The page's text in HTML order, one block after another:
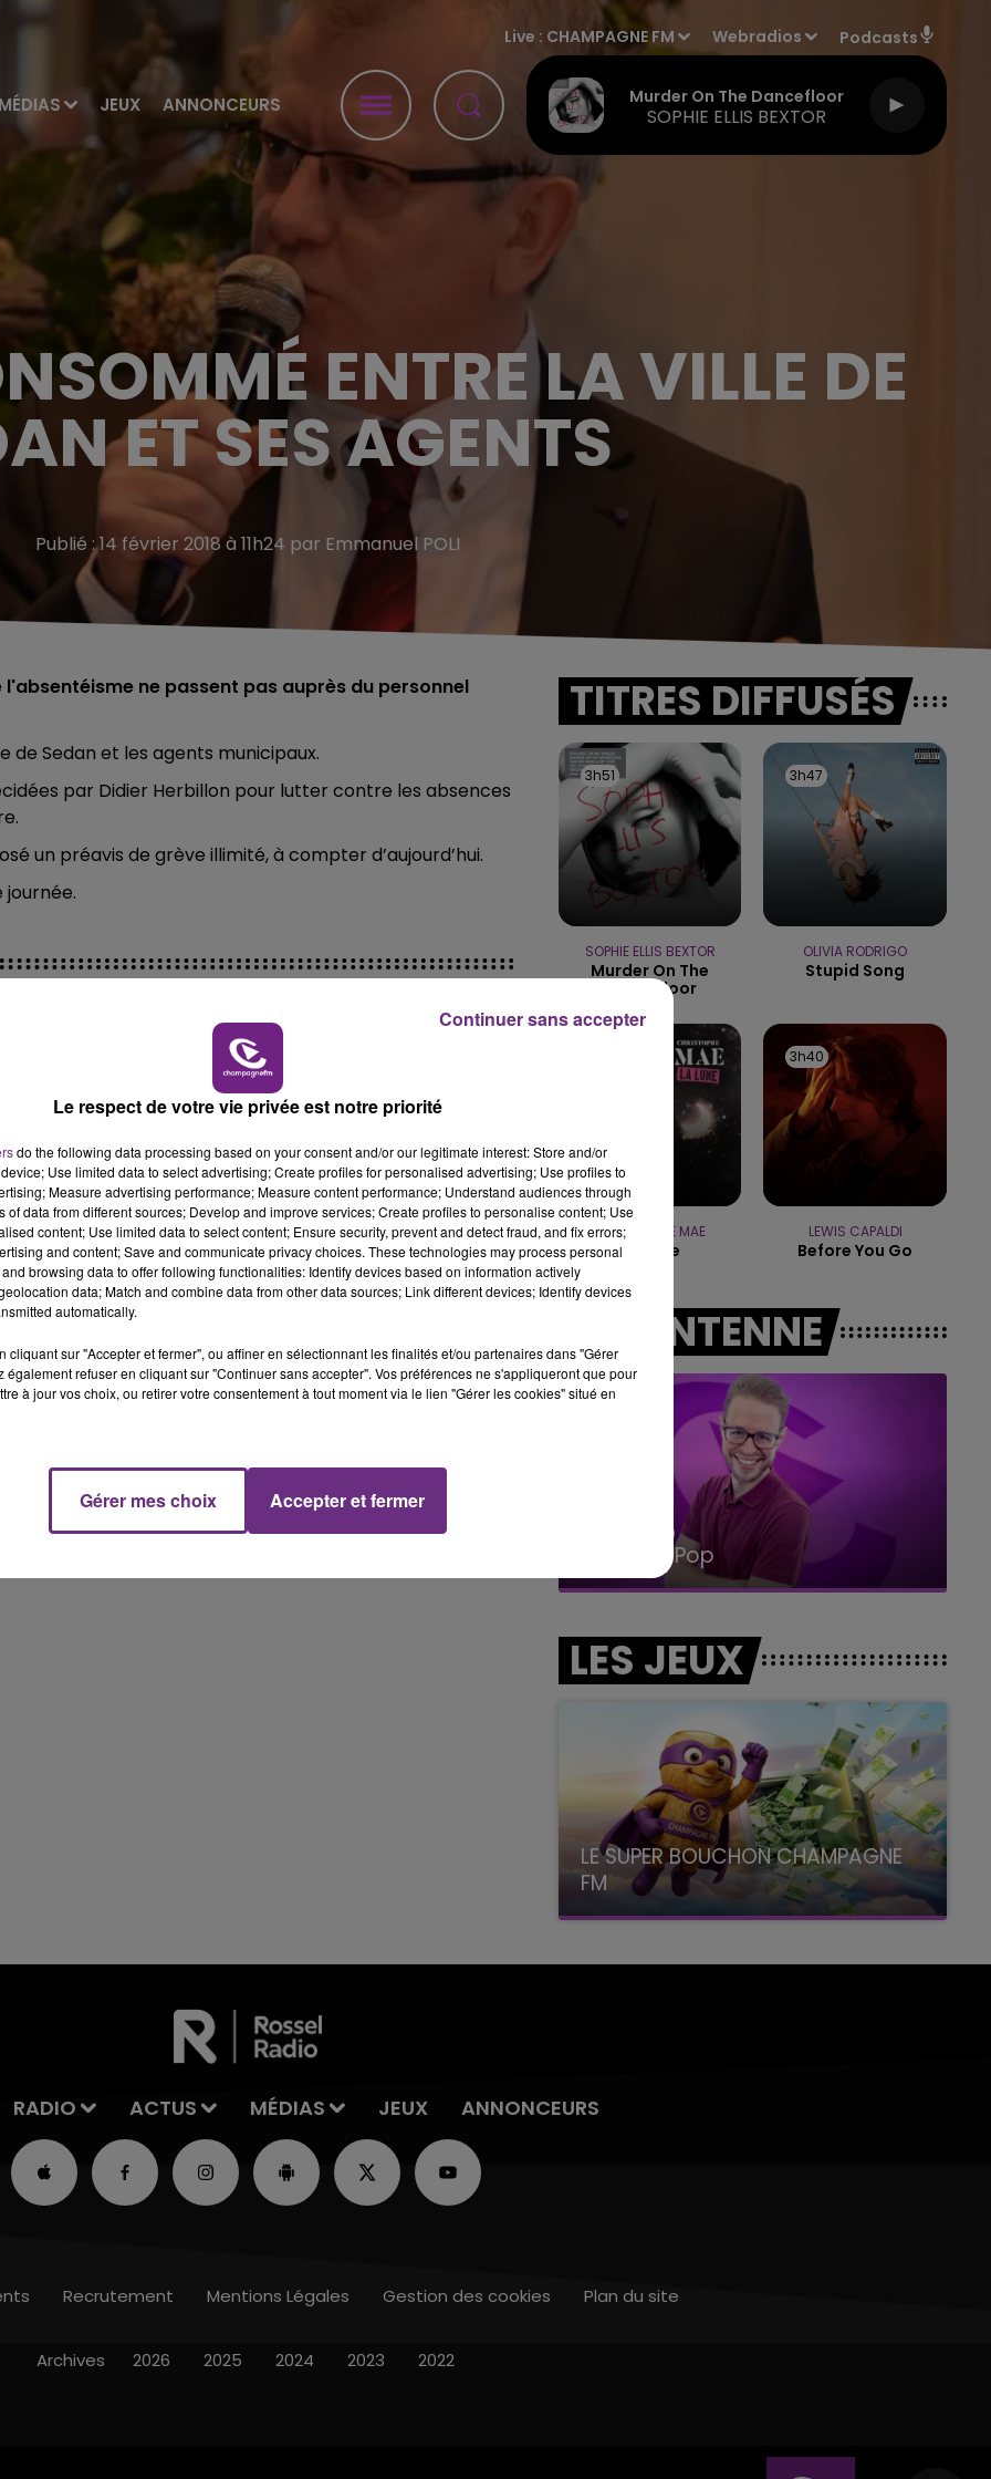
MÉDIAS JEUX ANNONCEURS
Live : CHAMPAGNE FM Webradios Podcasts
Murder On The Dancefloor
SOPHIE ELLIS BEXTOR
10h00 - 14h00
LE TICKET DE CAISSE
ENTRE LA VILLE DE
ET SES AGENTS
Publié : 14 février 2018 à 11h24 par Emmanuel POLI
ne passent pas auprès du personnel
de Sedan et les agents municipaux.
par Didier Herbillon pour lutter contre les absences
un préavis de grève illimité, à compter d’aujourd’hui.
VENEZ FÊTER CE WEEK-END
L'ANNIVERSAIRE DE WOINIC
Ce samedi 8 août sera un grand jour :
l'anniversaire du plus gros sanglier du monde.
Une fête est donc organisée et vous êtes tous
TITRES DIFFUSÉS
3h51
3h51
SOPHIE ELLIS BEXTOR
Murder On The
Dancefloor
3h47
3h47
OLIVIA RODRIGO
Stupid Song
CHRISTOPHE MAE
La Lune
3h40
3h40
LEWIS CAPALDI
Before You Go
A L'ANTENNE
10h00 - 14h00 14h00 - 15h00
La Radio Pop
LES JEUX
LE SUPER BOUCHON CHAMPAGNE
FM
avec La Famille Champagne FM, à 8H10
RADIO ACTUS MÉDIAS JEUX ANNONCEURS
Recrutement Mentions Légales Gestion des cookies Plan du site
Archives 2026 2025 2024 2023 2022
Le respect de votre vie privée est notre priorité
do the following data processing based on your consent and/or our legitimate interest: Store and/or
Use limited data to select advertising; Create profiles for personalised advertising; Use profiles to
Measure advertising performance; Measure content performance; Understand audiences through
of data from different sources; Develop and improve services; Create profiles to personalise content; Use
content; Use limited data to select content; Ensure security, prevent and detect fraud, and fix errors;
and content; Save and communicate privacy choices. These technologies may process personal
browsing data to offer following functionalities: Identify devices based on information actively
data; Match and combine data from other data sources; Link different devices; Identify devices
automatically.
cliquant sur "Accepter et fermer", ou affiner en sélectionnant les finalités et/ou partenaires dans "Gérer
également refuser en cliquant sur "Continuer sans accepter". Vos préférences ne s'appliqueront que pour
à jour vos choix, ou retirer votre consentement à tout moment via le lien "Gérer les cookies" situé en
Gérer mes choix Accepter et fermer
Continuer sans accepter